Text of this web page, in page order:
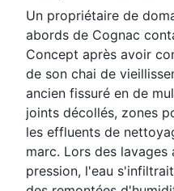
Un propriétaire de
abords de Cognac
Concept après avoir
de son chai de
ancien fissuré en de
joints décollés, zones
les effluents de
marc. Lors des lavages
pression, l'eau